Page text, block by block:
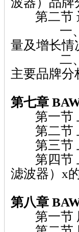
第二节
一、我
量及增长情
二、
主要品牌分
第七章
第一节
第二节
第三节
第四节
滤波器）x
第八章
第一节